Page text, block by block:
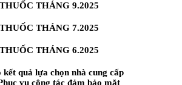
THÁNG 9.2025
THÁNG 7.2025
THÁNG 6.2025
kết quả lựa chọn nhà cung cấp
vụ công tác đảm bảo mặt